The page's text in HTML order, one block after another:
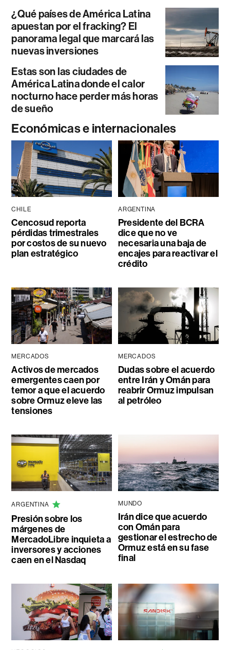
¿Qué países de América Latina
apuestan por el fracking? El
panorama legal que marcará las
nuevas inversiones
Estas son las ciudades de
América Latina donde el calor
nocturno hace perder más horas
de sueño
Económicas e internacionales
CHILE
Cencosud reporta
pérdidas trimestrales
por costos de su nuevo
plan estratégico
ARGENTINA
Presidente del BCRA
dice que no ve
necesaria una baja de
encajes para reactivar el
crédito
MERCADOS
Activos de mercados
emergentes caen por
temor a que el acuerdo
sobre Ormuz eleve las
tensiones
MERCADOS
Dudas sobre el acuerdo
entre Irán y Omán para
reabrir Ormuz impulsan
al petróleo
ARGENTINA
Presión sobre los
márgenes de
MercadoLibre inquieta a
inversores y acciones
caen en el Nasdaq
MUNDO
Irán dice que acuerdo
con Omán para
gestionar el estrecho de
Ormuz está en su fase
final